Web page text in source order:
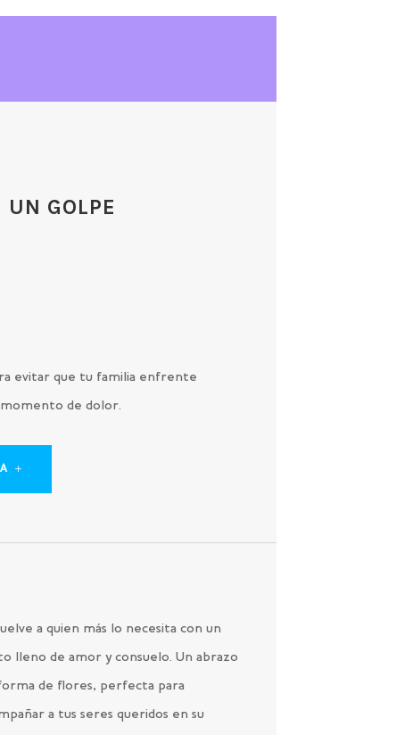
GOLPE
evitar que tu familia enfrente
momento de dolor.
a quien más lo necesita con un
lleno de amor y consuelo. Un abrazo
de flores, perfecta para
a tus seres queridos en su